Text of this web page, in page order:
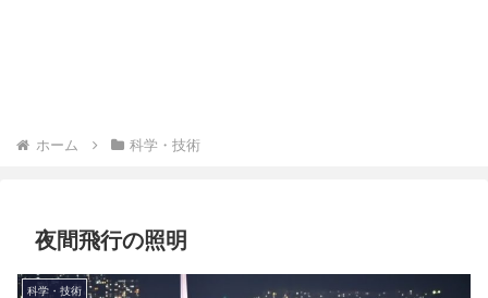
ホーム 科学・技術
夜間飛行の照明
科学・技術